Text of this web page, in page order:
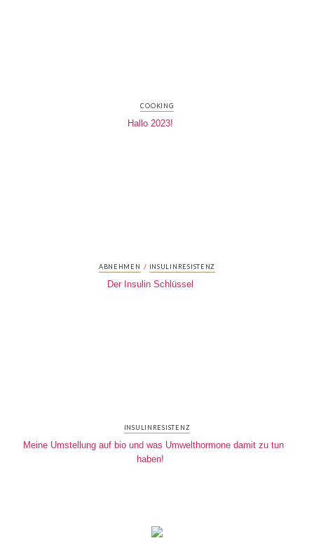
COOKING
Hallo 2023!
ABNEHMEN / INSULINRESISTENZ
Der Insulin Schlüssel
INSULINRESISTENZ
Meine Umstellung auf bio und was Umwelthormone damit zu tun
haben!